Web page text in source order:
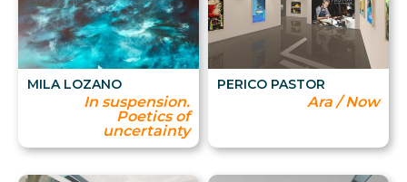
MILA LOZANO
In suspension.
Poetics of
uncertainty
PERICO PASTOR
Ara / Now